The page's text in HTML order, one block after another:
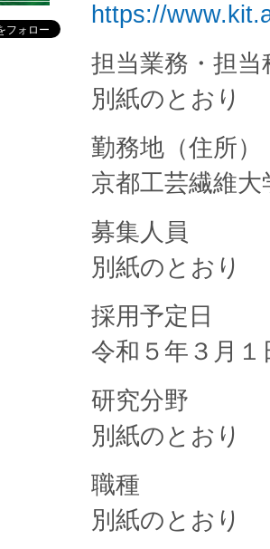
https://
担当業務・担当
別紙のとおり
勤務地（住所）
京都工芸繊維
募集人員
別紙のとおり
採用予定日
令和５年３月
研究分野
別紙のとおり
職種
別紙のとおり